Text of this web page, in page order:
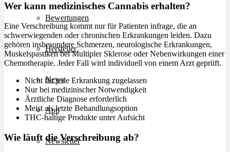
Bewertungen
Hersteller
News
App
Newsletter
Wer kann medizinisches Cannabis erhalten?
Eine Verschreibung kommt nur für Patienten infrage, die an
schwerwiegenden oder chronischen Erkrankungen leiden. Dazu
gehören insbesondere Schmerzen, neurologische Erkrankungen,
Muskelspastiken bei Multipler Sklerose oder Nebenwirkungen einer
Chemotherapie. Jeder Fall wird individuell von einem Arzt geprüft.
Nicht für jede Erkrankung zugelassen
Nur bei medizinischer Notwendigkeit
Ärztliche Diagnose erforderlich
Meist als letzte Behandlungsoption
THC-haltige Produkte unter Aufsicht
Wie läuft die Verschreibung ab?